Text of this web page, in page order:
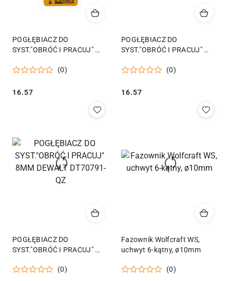
POGŁĘBIACZ DO
SYST."OBRÓĆ I PRACUJ"
(0)
Cena:
16.57
POGŁĘBIACZ DO
SYST."OBRÓĆ I PRACUJ"
(0)
Cena:
16.57
POGŁĘBIACZ DO
SYST."OBRÓĆ I PRACUJ"
(0)
Fazownik Wolfcraft WS,
uchwyt 6-kątny, ø10mm
(0)